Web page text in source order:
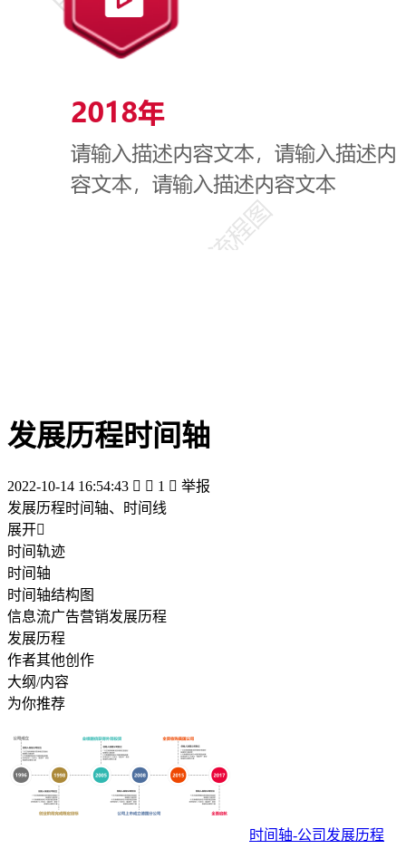
发展历程时间轴
2022-10-14 16:54:43   1  举报
发展历程时间轴、时间线
展开
时间轨迹
时间轴
时间轴结构图
信息流广告营销发展历程
发展历程
作者其他创作
大纲/内容
为你推荐
时间轴-公司发展历程